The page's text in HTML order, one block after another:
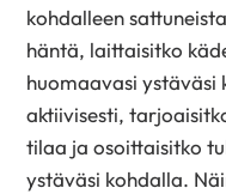
kohdalleen
häntä, laittaisitko
huomaavasi ystäväsi
aktiivisesti,
tilaa ja osoittaisitko
ystäväsi kohdalla.